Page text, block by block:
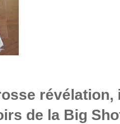
de la Big